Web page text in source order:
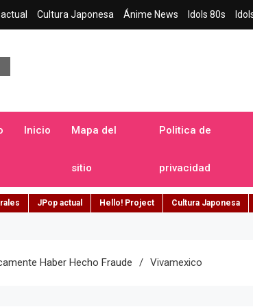
Cultura Japonesa Ánime News Idols 80s
Inicio Mapa del
sitio
Politica de
privacidad
JPop actual Hello! Project Cultura Japonesa
Haber Hecho Fraude Vivamexico